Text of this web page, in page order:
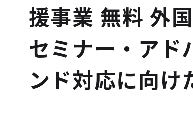
援事業 無料 外
セミナー・アド
ンド対応に向